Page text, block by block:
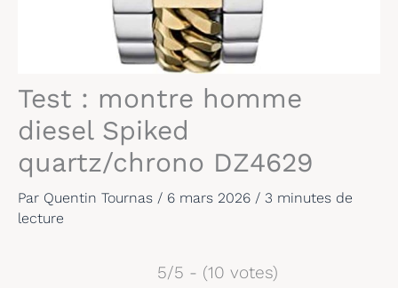
Test : montre homme
diesel Spiked
quartz/chrono DZ4629
Par Quentin Tournas / 6 mars 2026 / 3 minutes de
lecture
5/5 - (10 votes)